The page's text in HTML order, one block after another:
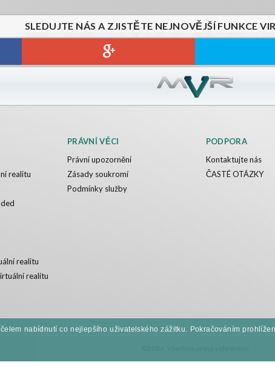
SLEDUJTE NÁS A ZJISTĚTE NEJNOVĚJŠÍ FUNKCE
realitu
realitu
realitu
PRÁVNÍ VĚCI
Právní upozornění
Zásady soukromí
Podmínky služby
PODPORA
Kontaktujte nás
ČASTÉ OTÁZKY
nabídnutí co nejlepšího uživatelského zážitku. Pokračováním